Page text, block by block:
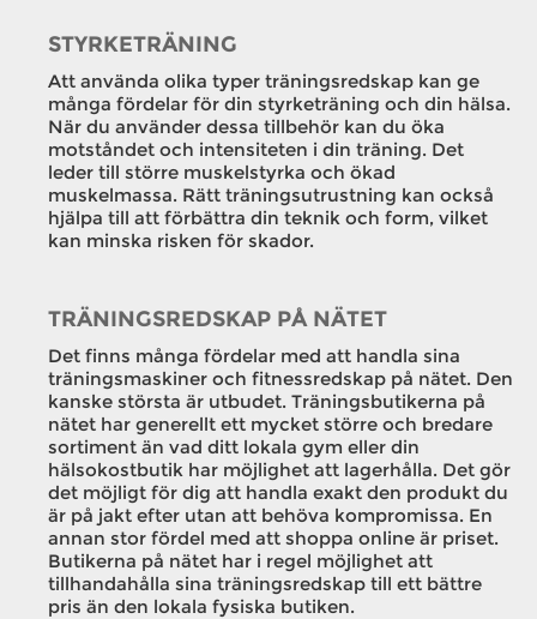
STYRKETRÄNING
Att använda olika typer träningsredskap kan ge
många fördelar för din styrketräning och din hälsa.
När du använder dessa tillbehör kan du öka
motståndet och intensiteten i din träning. Det
leder till större muskelstyrka och ökad
muskelmassa. Rätt träningsutrustning kan också
hjälpa till att förbättra din teknik och form, vilket
kan minska risken för skador.
TRÄNINGSREDSKAP PÅ NÄTET
Det finns många fördelar med att handla sina
träningsmaskiner och fitnessredskap på nätet. Den
kanske största är utbudet. Träningsbutikerna på
nätet har generellt ett mycket större och bredare
sortiment än vad ditt lokala gym eller din
hälsokostbutik har möjlighet att lagerhålla. Det gör
det möjligt för dig att handla exakt den produkt du
är på jakt efter utan att behöva kompromissa. En
annan stor fördel med att shoppa online är priset.
Butikerna på nätet har i regel möjlighet att
tillhandahålla sina träningsredskap till ett bättre
pris än den lokala fysiska butiken.